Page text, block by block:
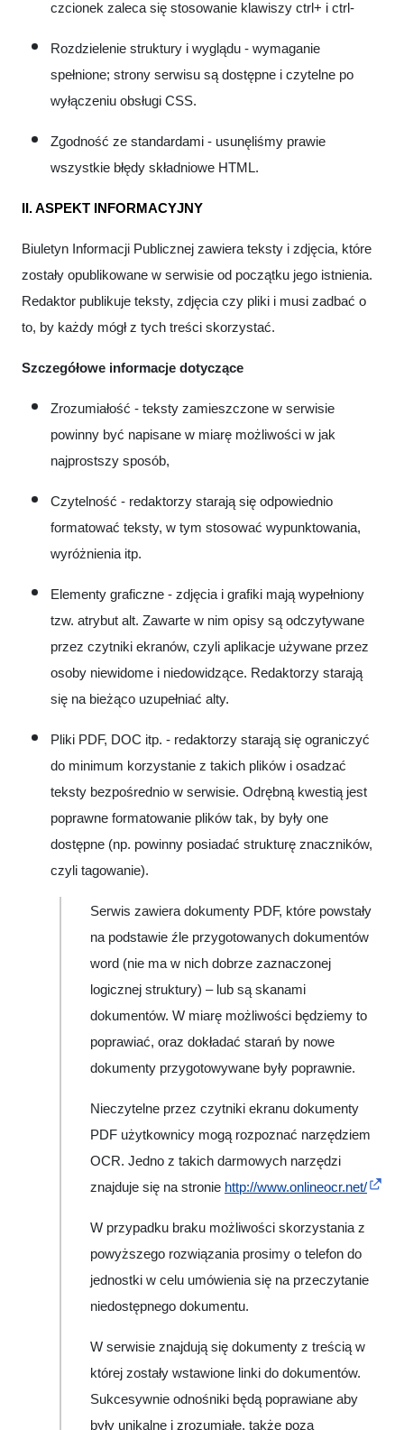
czcionek zaleca się stosowanie klawiszy ctrl+ i ctrl-
Rozdzielenie struktury i wyglądu - wymaganie
spełnione; strony serwisu są dostępne i czytelne po
wyłączeniu obsługi CSS.
Zgodność ze standardami - usunęliśmy prawie
wszystkie błędy składniowe HTML.
II. ASPEKT INFORMACYJNY
Biuletyn Informacji Publicznej zawiera teksty i zdjęcia, które
zostały opublikowane w serwisie od początku jego istnienia.
Redaktor publikuje teksty, zdjęcia czy pliki i musi zadbać o
to, by każdy mógł z tych treści skorzystać.
Szczegółowe informacje dotyczące
Zrozumiałość - teksty zamieszczone w serwisie
powinny być napisane w miarę możliwości w jak
najprostszy sposób,
Czytelność - redaktorzy starają się odpowiednio
formatować teksty, w tym stosować wypunktowania,
wyróżnienia itp.
Elementy graficzne - zdjęcia i grafiki mają wypełniony
tzw. atrybut alt. Zawarte w nim opisy są odczytywane
przez czytniki ekranów, czyli aplikacje używane przez
osoby niewidome i niedowidzące. Redaktorzy starają
się na bieżąco uzupełniać alty.
Pliki PDF, DOC itp. - redaktorzy starają się ograniczyć
do minimum korzystanie z takich plików i osadzać
teksty bezpośrednio w serwisie. Odrębną kwestią jest
poprawne formatowanie plików tak, by były one
dostępne (np. powinny posiadać strukturę znaczników,
czyli tagowanie).
Serwis zawiera dokumenty PDF, które powstały
na podstawie źle przygotowanych dokumentów
word (nie ma w nich dobrze zaznaczonej
logicznej struktury) – lub są skanami
dokumentów. W miarę możliwości będziemy to
poprawiać, oraz dokładać starań by nowe
dokumenty przygotowywane były poprawnie.
Nieczytelne przez czytniki ekranu dokumenty
PDF użytkownicy mogą rozpoznać narzędziem
OCR. Jedno z takich darmowych narzędzi
znajduje się na stronie http://www.onlineocr.net/
W przypadku braku możliwości skorzystania z
powyższego rozwiązania prosimy o telefon do
jednostki w celu umówienia się na przeczytanie
niedostępnego dokumentu.
W serwisie znajdują się dokumenty z treścią w
której zostały wstawione linki do dokumentów.
Sukcesywnie odnośniki będą poprawiane aby
były unikalne i zrozumiałe, także poza